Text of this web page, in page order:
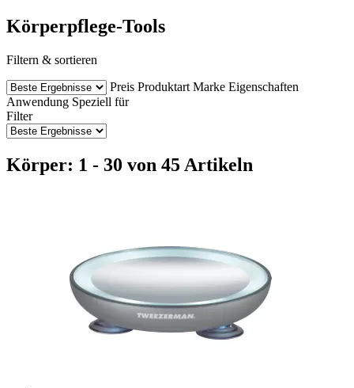
Körperpflege-Tools
Filtern & sortieren
Preis Produktart Marke Eigenschaften
Anwendung Speziell für
Filter
Körper: 1 - 30 von 45 Artikeln